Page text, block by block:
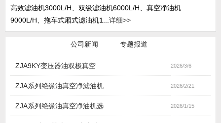
高效滤油机3000L/H、双级滤油机6000L/H、真空净油机
9000L/H、拖车式厢式滤油机1... 详细>>
公司新闻 专题报道
ZJA9KY变压器油双极真空 2026/3/6
ZJA系列绝缘油真空净滤油机 2026/2/21
ZJA系列绝缘油真空净油机选 2026/1/15